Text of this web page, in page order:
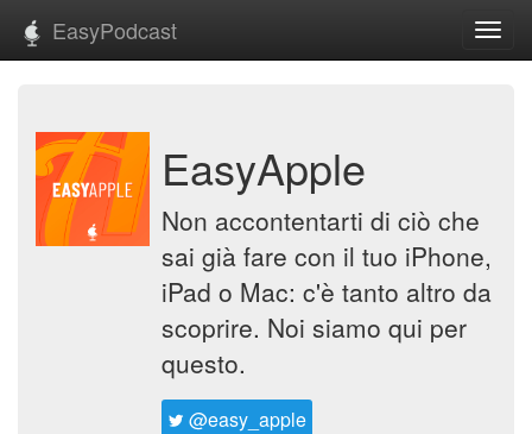
EasyPodcast
EasyApple
Non accontentarti di ciò che
sai già fare con il tuo iPhone,
iPad o Mac: c'è tanto altro da
scoprire. Noi siamo qui per
questo.
@easy_apple